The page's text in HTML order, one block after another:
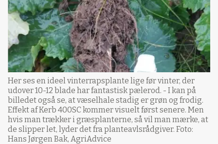
Her ses en ideel vinterrapsplante lige før vinter, der
udover 10-12 blade har fantastisk pælerod. - I kan på
billedet også se, at væselhale stadig er grøn og frodig.
Effekt af Kerb 400SC kommer visuelt først senere. Men
hvis man trækker i græsplanterne, så vil man mærke, at
de slipper let, lyder det fra planteavlsrådgiver. Foto:
Hans Jørgen Bak, AgriAdvice